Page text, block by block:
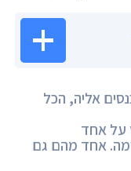
אליה, הכל
על אחד
אחד מהם גם